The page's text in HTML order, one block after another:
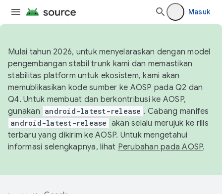
Masuk
Mulai tahun 2026, untuk menyelaraskan dengan model
pengembangan stabil trunk kami dan memastikan
stabilitas platform untuk ekosistem, kami akan
memublikasikan kode sumber ke AOSP pada Q2 dan
Q4. Untuk membuat dan berkontribusi ke AOSP,
gunakan android-latest-release . Cabang manifes
android-latest-release akan selalu merujuk ke rilis
terbaru yang dikirim ke AOSP. Untuk mengetahui
informasi selengkapnya, lihat Perubahan pada AOSP.